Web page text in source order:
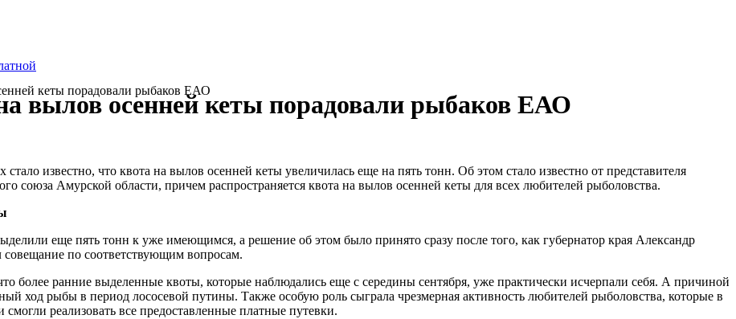
кеты порадовали рыбаков ЕАО
вылов осенней кеты порадовали рыбаков ЕАО
стало известно, что квота на вылов осенней кеты увеличилась еще на пять тонн. Об этом стало известно от представителя
союза Амурской области, причем распространяется квота на вылов осенней кеты для всех любителей рыболовства.
еще пять тонн к уже имеющимся, а решение об этом было принято сразу после того, как губернатор края Александр
по соответствующим вопросам.
более ранние выделенные квоты, которые наблюдались еще с середины сентября, уже практически исчерпали себя. А причиной
ход рыбы в период лососевой путины. Также особую роль сыграла чрезмерная активность любителей рыболовства, которые в
смогли реализовать все предоставленные платные путевки.